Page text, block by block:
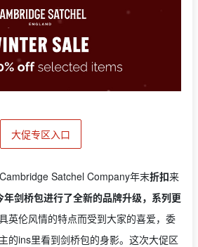
大促专区入口
Satchel Company年末折扣来
年剑桥包进行了全新的品牌升级，系列更
英伦风情的特点而受到大家的喜爱，委
的ins里看到剑桥包的身影。这次大促区